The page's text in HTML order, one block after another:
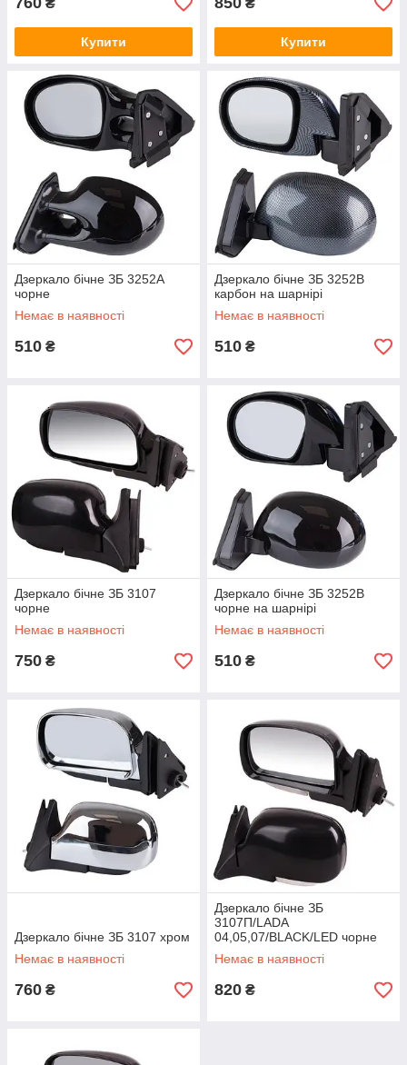
₴
Купити
₴
Купити
Дзеркало бічне ЗБ 3252A
чорне
Немає в наявності
510 ₴
Дзеркало бічне ЗБ 3252B
карбон на шарнірі
Немає в наявності
510 ₴
Дзеркало бічне ЗБ 3107
чорне
Немає в наявності
750 ₴
Дзеркало бічне ЗБ 3252B
чорне на шарнірі
Немає в наявності
510 ₴
Дзеркало бічне ЗБ 3107 хром
Немає в наявності
760 ₴
Дзеркало бічне ЗБ
3107П/LADA
04,05,07/BLACK/LED чорне
Немає в наявності
820 ₴